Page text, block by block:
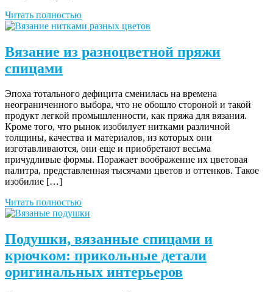
Читать полностью
Вязание из разноцветной пряжи
спицами
Эпоха тотального дефицита сменилась на времена
неограниченного выбора, что не обошло стороной и такой
продукт легкой промышленности, как пряжа для вязания.
Кроме того, что рынок изобилует нитками различной
толщины, качества и материалов, из которых они
изготавливаются, они еще и приобретают весьма
причудливые формы. Поражает воображение их цветовая
палитра, представленная тысячами цветов и оттенков. Такое
изобилие […]
Читать полностью
Подушки, вязанные спицами и
крючком: прикольные детали
оригинальных интерьеров